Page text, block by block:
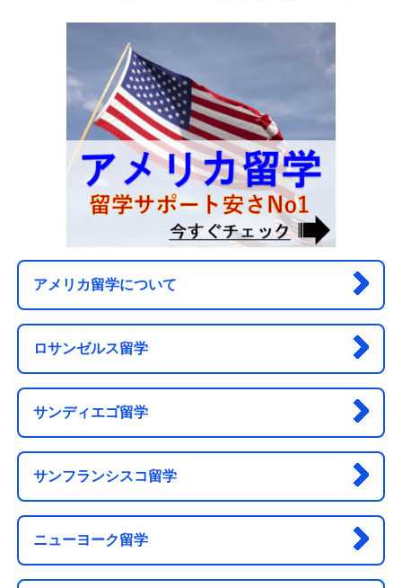
アメリカ留学について
ロサンゼルス留学
サンディエゴ留学
サンフランシスコ留学
ニューヨーク留学